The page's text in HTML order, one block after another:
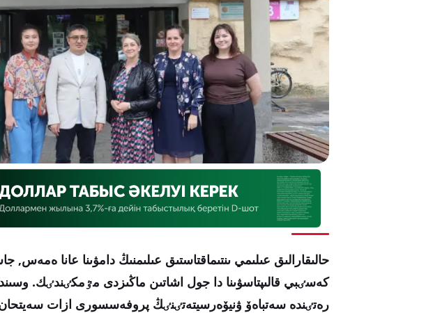
حالىقارالىق عىلىمي ىنتىماقتاستىق عىلىمنىڭ دامۋىنا عانا
كەسٸبي قالىپتاسۋىنا دا جول اشاتىن ماڭىزدى مٷمكٸندٸك.